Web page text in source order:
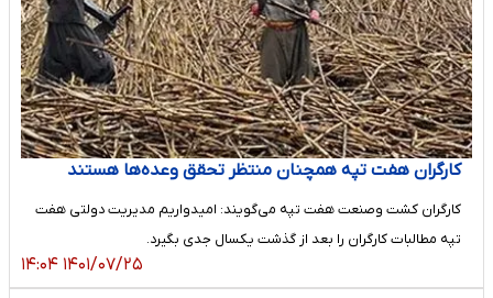
کارگران هفت تپه همچنان منتظر تحقق وعده‌ها هستند
کارگران کشت وصنعت هفت تپه می‌گویند: امیدواریم مدیریت دولتی هفت
تپه مطالبات کارگران را بعد از گذشت یکسال جدی بگیرد.
۱۴۰۱/۰۷/۲۵ ۱۴:۰۴